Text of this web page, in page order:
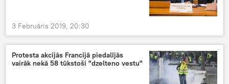
3 Februāris 2019, 20:30
Protesta akcijās Francijā piedalījās
vairāk nekā 58 tūkstoši "dzelteno vestu"